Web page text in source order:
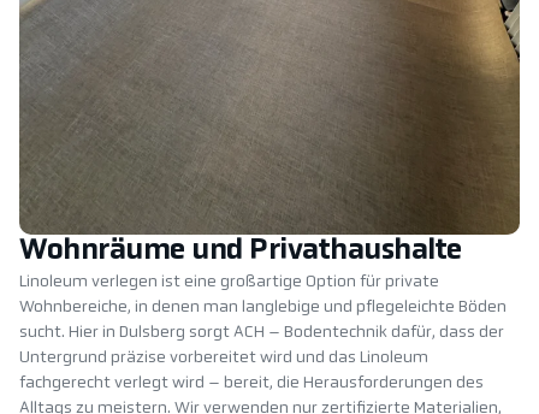
Wohnräume und Privathaushalte
Linoleum verlegen ist eine großartige Option für private
Wohnbereiche, in denen man langlebige und pflegeleichte Böden
sucht. Hier in Dulsberg sorgt ACH – Bodentechnik dafür, dass der
Untergrund präzise vorbereitet wird und das Linoleum
fachgerecht verlegt wird – bereit, die Herausforderungen des
Alltags zu meistern. Wir verwenden nur zertifizierte Materialien,